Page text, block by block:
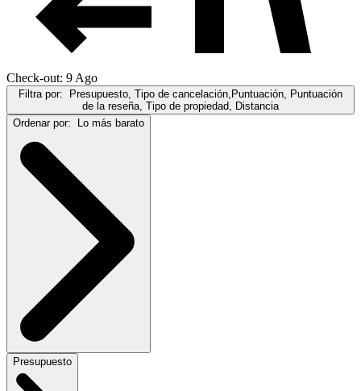
Check-out: 9 Ago
Filtra por:
Presupuesto, Tipo de cancelación,Puntuación, Puntuación
de la reseña, Tipo de propiedad, Distancia
Ordenar por:
Lo más barato
Presupuesto